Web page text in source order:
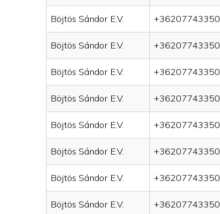
Böjtös Sándor E.V. +36207743350
Böjtös Sándor E.V. +36207743350
Böjtös Sándor E.V. +36207743350
Böjtös Sándor E.V. +36207743350
Böjtös Sándor E.V. +36207743350
Böjtös Sándor E.V. +36207743350
Böjtös Sándor E.V. +36207743350
Böjtös Sándor E.V. +36207743350